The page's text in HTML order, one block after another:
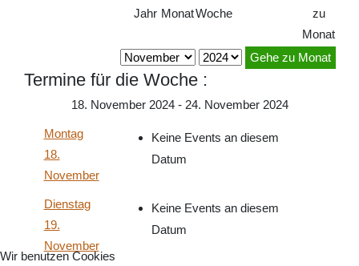
Jahr MonatWoche
zu
Monat
Gehe zu Monat
Termine für die Woche :
18. November 2024 - 24. November 2024
Montag
18.
November
Keine Events an diesem
Datum
Dienstag
19.
November
Keine Events an diesem
Datum
Wir benutzen Cookies